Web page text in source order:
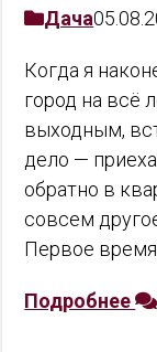
Дача
Когда я
город на всё
выходным,
дело —
обратно в
совсем
Первое время
Подробнее